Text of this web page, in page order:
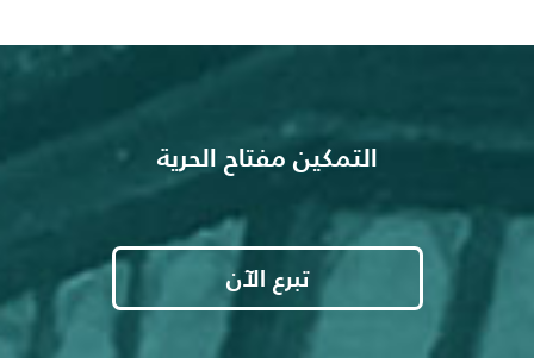
التمكين مفتاح الحرية
تبرع الآن